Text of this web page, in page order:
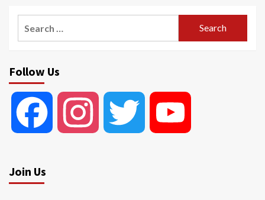
Follow Us
Facebook Instagram Twitter
Join Us